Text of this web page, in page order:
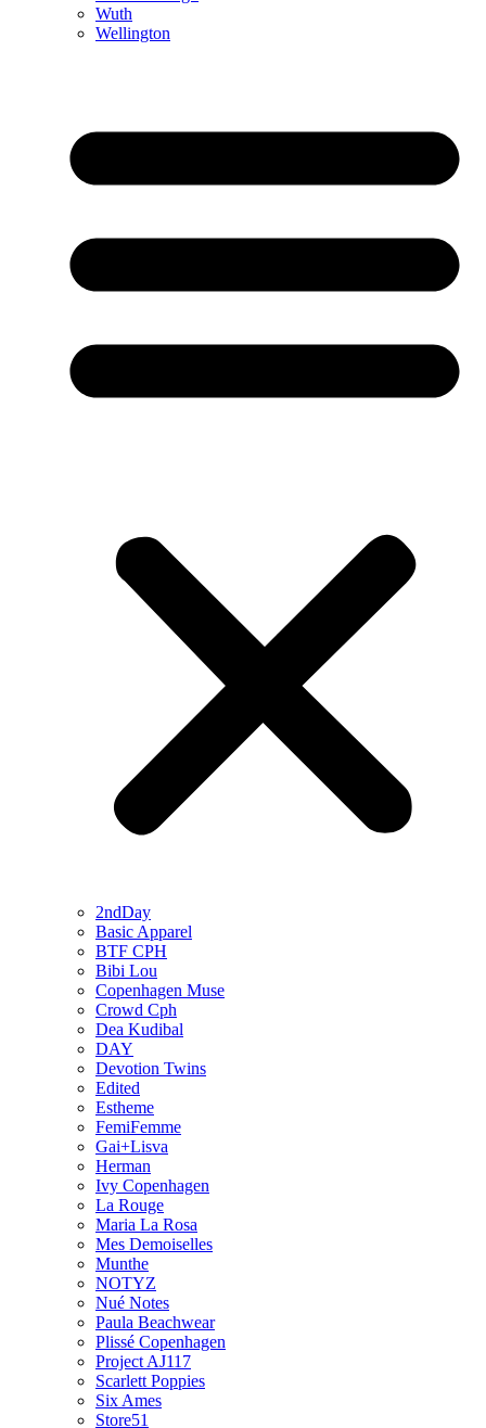
Wuth
Wellington
2ndDay
Basic Apparel
BTF CPH
Bibi Lou
Copenhagen Muse
Crowd Cph
Dea Kudibal
DAY
Devotion Twins
Edited
Estheme
FemiFemme
Gai+Lisva
Herman
Ivy Copenhagen
La Rouge
Maria La Rosa
Mes Demoiselles
Munthe
NOTYZ
Nué Notes
Paula Beachwear
Plissé Copenhagen
Project AJ117
Scarlett Poppies
Six Ames
Store51